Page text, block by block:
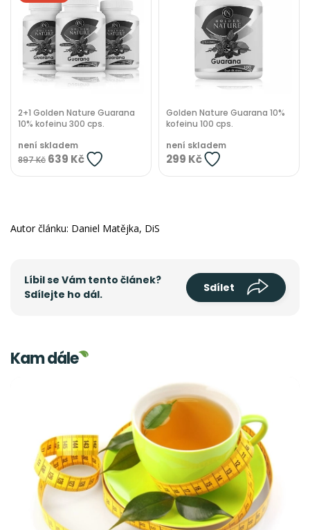
2+1 Golden Nature Guarana
10% kofeinu 300 cps.
není skladem
897 Kč 639 Kč
Golden Nature Guarana 10%
kofeinu 100 cps.
není skladem
299 Kč
Autor článku: Daniel Matějka, DiS
Líbil se Vám tento článek?
Sdílejte ho dál.
Sdílet
Kam dále